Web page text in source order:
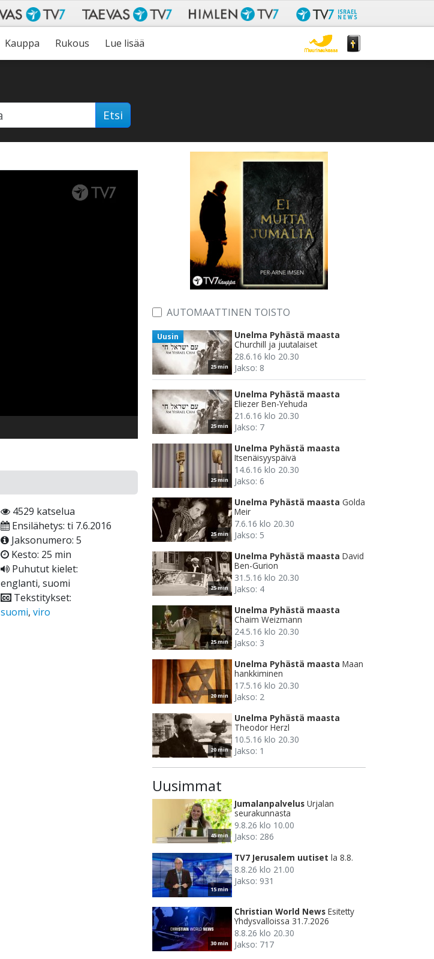
Kauppa Rukous Lue lisää
Etsi
4529 katselua
Ensilähetys: ti 7.6.2016
Jaksonumero: 5
Kesto: 25 min
Puhutut kielet:
englanti, suomi
Tekstitykset:
suomi, viro
AUTOMAATTINEN TOISTO
25 min
Uusin
Unelma Pyhästä maasta
Churchill ja juutalaiset
28.6.16 klo 20.30
Jakso: 8
25 min
Unelma Pyhästä maasta
Eliezer Ben-Yehuda
21.6.16 klo 20.30
Jakso: 7
25 min
Unelma Pyhästä maasta
Itsenäisyyspäivä
14.6.16 klo 20.30
Jakso: 6
25 min
Unelma Pyhästä maasta Golda
Meir
7.6.16 klo 20.30
Jakso: 5
25 min
Unelma Pyhästä maasta David
Ben-Gurion
31.5.16 klo 20.30
Jakso: 4
25 min
Unelma Pyhästä maasta
Chaim Weizmann
24.5.16 klo 20.30
Jakso: 3
20 min
Unelma Pyhästä maasta Maan
hankkiminen
17.5.16 klo 20.30
Jakso: 2
20 min
Unelma Pyhästä maasta
Theodor Herzl
10.5.16 klo 20.30
Jakso: 1
Uusimmat
45 min
Jumalanpalvelus Urjalan
seurakunnasta
9.8.26 klo 10.00
Jakso: 286
15 min
TV7 Jerusalem uutiset la 8.8.
8.8.26 klo 21.00
Jakso: 931
30 min
Christian World News Esitetty
Yhdysvalloissa 31.7.2026
8.8.26 klo 20.30
Jakso: 717